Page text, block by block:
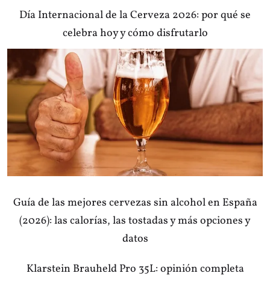
Día Internacional de la Cerveza 2026: por qué se
celebra hoy y cómo disfrutarlo
Guía de las mejores cervezas sin alcohol en España
(2026): las calorías, las tostadas y más opciones y
datos
Klarstein Brauheld Pro 35L: opinión completa